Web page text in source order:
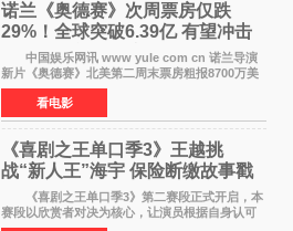
诺兰《奥德赛》次周票房仅跌
29%！全球突破6.39亿 有望冲击
13亿成诺兰最卖座电影
中国娱乐网讯 www yule com cn 诺兰导演
新片《奥德赛》北美第二周末票房粗报8700万美
元（周五至周日：2600万&rarr;3460万
&rarr;2640万），较首周1 24亿美元仅下跌29
6%，走势极为强劲，远超
看电影
《喜剧之王单口季3》王越挑
战“新人王”海宇 保险断缴故事戳
中生活痛点
《喜剧之王单口季3》第二赛段正式开启，本
赛段以欣赏者对决为核心，让演员根据自身认可
选择对手，在作品碰撞中完成一次喜剧创作者之